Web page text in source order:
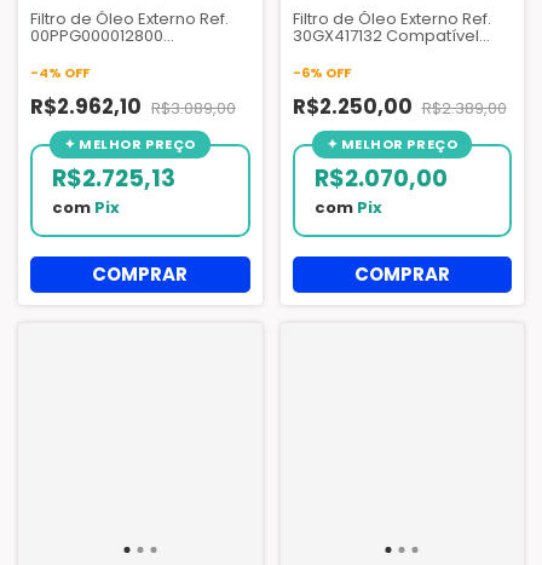
Filtro de Óleo Externo Ref.
00PPG000012800
30XA 30XW - AZQ005
-4% OFF
R$2.962,10 R$3.089,00
R$2.725,13
com Pix
Filtro de Óleo Externo Ref.
30GX417132 Compatível
Chiller Carrier 30GX e 30HX
- AZQ002
-6% OFF
R$2.250,00 R$2.389,00
R$2.070,00
com Pix